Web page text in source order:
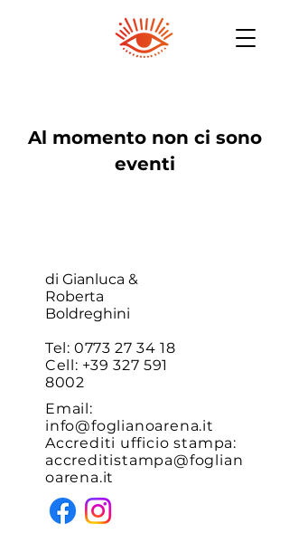
Al momento non ci sono
eventi
di Gianluca &
Roberta
Boldreghini
Tel:0773 27 34 18
Cell: +39 327 591
8002
Email:
info@foglianoarena.it
Accrediti ufficio stampa:
accreditistampa@foglian
oarena.it